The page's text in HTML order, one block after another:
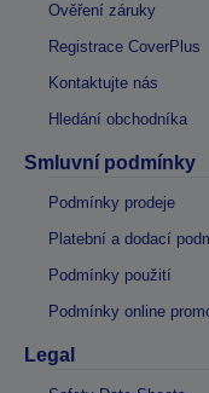
Ověření záruky
Registrace CoverPlus
Kontaktujte nás
Hledání obchodníka
Smluvní podmínky
Podmínky prodeje
Platební a dodací
Podmínky použití
Podmínky online
Legal